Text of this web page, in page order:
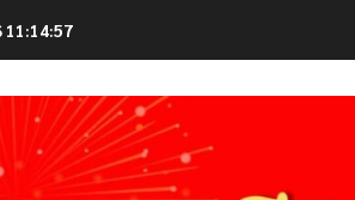
11:14:59